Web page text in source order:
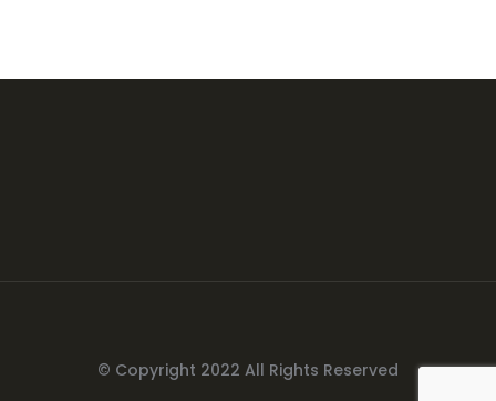
© Copyright 2022 All Rights Reserved